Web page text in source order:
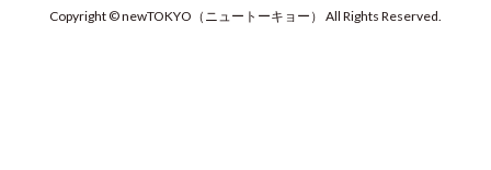
Copyright © newTOKYO （ ニュートーキョー ） All Rights Reserved.